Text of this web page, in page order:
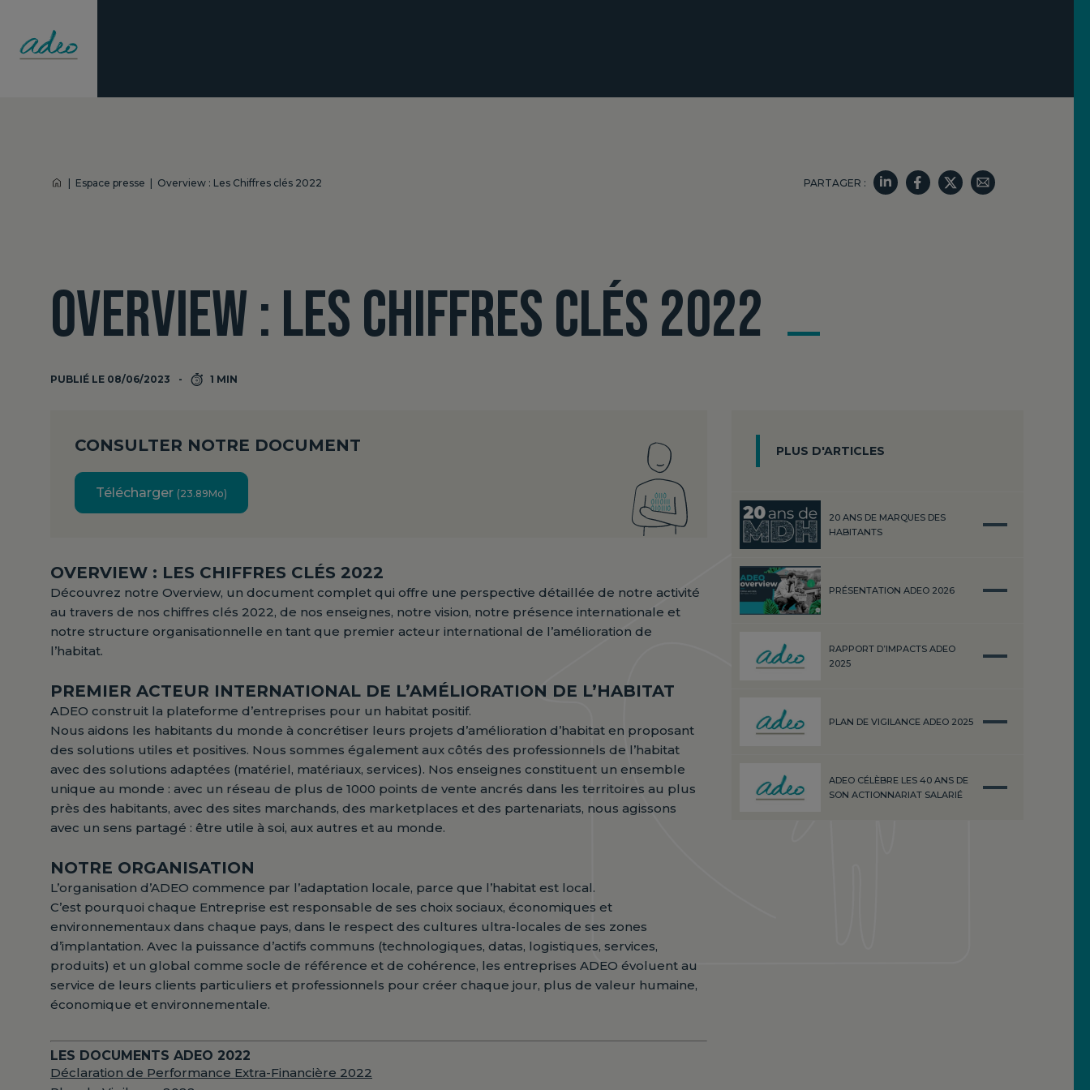
Espace presse Overview : Les Chiffres clés 2022 PARTAGER :
OVERVIEW : LES CHIFFRES CLÉS 2022
PUBLIÉ LE 08/06/2023 1 MIN
CONSULTER NOTRE DOCUMENT
Télécharger (23.89Mo)
OVERVIEW : LES CHIFFRES CLÉS 2022
Découvrez notre Overview, un document complet qui offre une perspective détaillée de notre activité
au travers de nos chiffres clés 2022, de nos enseignes, notre vision, notre présence internationale et
notre structure organisationnelle en tant que premier acteur international de l’amélioration de
l’habitat.
PREMIER ACTEUR INTERNATIONAL DE L’AMÉLIORATION DE L’HABITAT
ADEO construit la plateforme d’entreprises pour un habitat positif.
Nous aidons les habitants du monde à concrétiser leurs projets d’amélioration d’habitat en proposant
des solutions utiles et positives. Nous sommes également aux côtés des professionnels de l’habitat
avec des solutions adaptées (matériel, matériaux, services). Nos enseignes constituent un ensemble
unique au monde : avec un réseau de plus de 1000 points de vente ancrés dans les territoires au plus
près des habitants, avec des sites marchands, des marketplaces et des partenariats, nous agissons
avec un sens partagé : être utile à soi, aux autres et au monde.
NOTRE ORGANISATION
L’organisation d’ADEO commence par l’adaptation locale, parce que l’habitat est local.
C’est pourquoi chaque Entreprise est responsable de ses choix sociaux, économiques et
environnementaux dans chaque pays, dans le respect des cultures ultra-locales de ses zones
d’implantation. Avec la puissance d’actifs communs (technologiques, datas, logistiques, services,
produits) et un global comme socle de référence et de cohérence, les entreprises ADEO évoluent au
service de leurs clients particuliers et professionnels pour créer chaque jour, plus de valeur humaine,
économique et environnementale.
LES DOCUMENTS ADEO 2022
Déclaration de Performance Extra-Financière 2022
PLUS D'ARTICLES
20 ANS DE MARQUES DES
HABITANTS
PRÉSENTATION ADEO 2026
RAPPORT D’IMPACTS ADEO
2025
PLAN DE VIGILANCE ADEO 2025
ADEO CÉLÈBRE LES 40 ANS DE
SON ACTIONNARIAT SALARIÉ